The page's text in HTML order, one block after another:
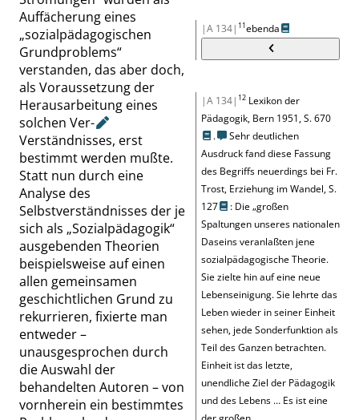
|A 134| 11ebenda
|A 134| 12 Lexikon der
Pädagogik, Bern 1951,S. 670
.
Sehr deutlichen
Ausdruck fand diese Fassung
des Begriffs neuerdings bei Fr.
Trost, Erziehung im Wandel,S.
127
: Die„großen
Spaltungen unseres nationalen
Daseins veranlaßten jene
sozialpädagogische Theorie.
Sie zielte hin auf eine neue
Lebenseinigung. Sie lehrte das
Leben wieder in seiner Einheit
sehen, jede Sonderfunktion als
Teil des Ganzen betrachten.
Einheit ist das letzte,
unendliche Ziel der Pädagogik
und des Lebens … Es ist eine
Auffächerung eines
„sozialpädagogischen
Grundproblems“
verstanden, das aber doch,
als Voraussetzung der
Herausarbeitung eines
solchen Ver-
Verständnisses, erst
bestimmt werden mußte.
Statt nun durch eine
Analyse des
Selbstverständnisses der je
sich als „Sozialpädagogik“
ausgebenden Theorien
beispielsweise auf einen
allen gemeinsamen
geschichtlichen Grund zu
rekurrieren, fixierte man
entweder –
unausgesprochen durch
die Auswahl der
behandelten Autoren – von
vornherein ein bestimmtes